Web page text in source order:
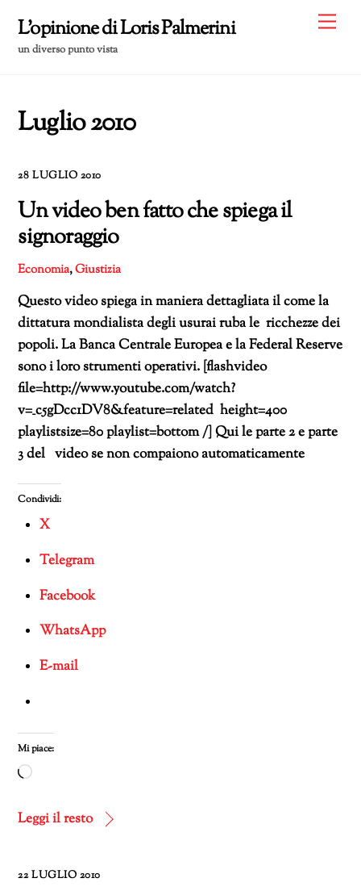
content
L'opinione di Loris Palmerini
un diverso punto vista
Luglio 2010
28 LUGLIO 2010
Un video ben fatto che spiega il
signoraggio
Economia,Giustizia
Questo video spiega in maniera dettagliata il come la
dittatura mondialista degli usurai ruba le ricchezze dei
popoli. La Banca Centrale Europea e la Federal Reserve
sono i loro strumenti operativi. [flashvideo
file=http://www.youtube.com/watch?
v=_c5gDcc1DV8&feature=related height=400
playlistsize=80 playlist=bottom /] Qui le parte 2 e parte
3 del video se non compaiono automaticamente
Condividi:
X
Telegram
Facebook
WhatsApp
E-mail
Mi piace:
Caricamento
corso…
Leggi il resto
22 LUGLIO 2010